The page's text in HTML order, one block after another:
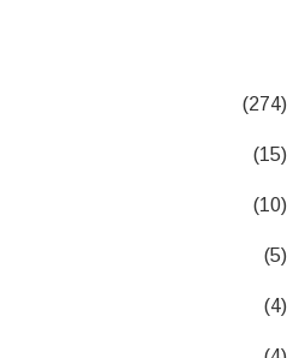
(274)
(15)
(10)
(5)
(4)